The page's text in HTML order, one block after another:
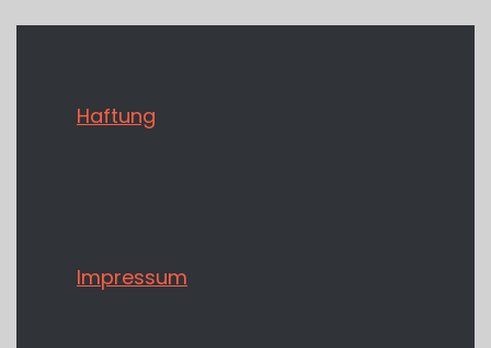
Haftung
Impressum